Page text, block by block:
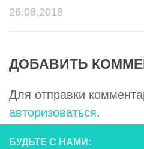
26.08.2018
ДОБАВИТЬ
Для отправки
авторизоваться.
БУДЬТЕ С НАМИ: